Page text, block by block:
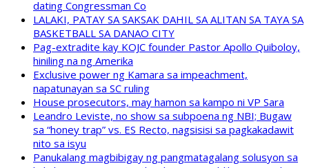
dating Congressman Co
LALAKI, PATAY SA SAKSAK DAHIL SA ALITAN SA TAYA SA
BASKETBALL SA DANAO CITY
Pag-extradite kay KOJC founder Pastor Apollo Quiboloy,
hiniling na ng Amerika
Exclusive power ng Kamara sa impeachment,
napatunayan sa SC ruling
House prosecutors, may hamon sa kampo ni VP Sara
Leandro Leviste, no show sa subpoena ng NBI; Bugaw
sa “honey trap” vs. ES Recto, nagsisisi sa pagkakadawit
nito sa isyu
Panukalang magbibigay ng pangmatagalang solusyon sa